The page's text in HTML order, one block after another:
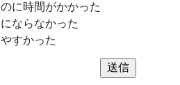
に時間がかかった
ならなかった
すかった
送信